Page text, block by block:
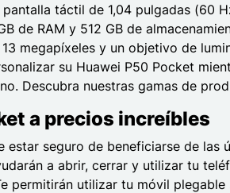
táctil de 1,04 pulgadas (60
de RAM y 512 GB de
megapíxeles y un objetivo de
su Huawei P50 Pocket
Descubra nuestras gamas de
a precios increíbles
seguro de beneficiarse de
a abrir, cerrar y utilizar tu
permitirán utilizar tu móvil